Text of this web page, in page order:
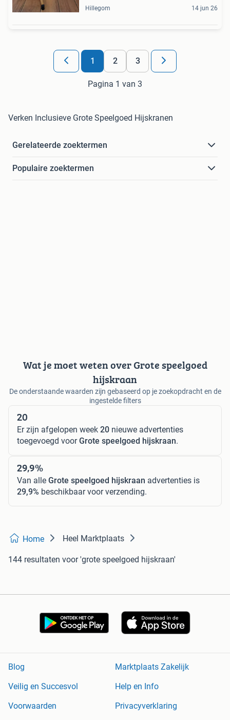
Hillegom 14 jun 26
1 2 3
Pagina 1 van 3
Verken Inclusieve Grote Speelgoed Hijskranen
Gerelateerde zoektermen
Populaire zoektermen
Wat je moet weten over Grote speelgoed
hijskraan
De onderstaande waarden zijn gebaseerd op je zoekopdracht en de
ingestelde filters
20
Er zijn afgelopen week 20 nieuwe advertenties
toegevoegd voorGrote speelgoed hijskraan.
29,9%
Van alle Grote speelgoed hijskraan advertenties is
29,9% beschikbaar voor verzending.
Home Heel Marktplaats
144 resultaten voor 'grote speelgoed hijskraan'
Blog
Marktplaats Zakelijk
Veilig en Succesvol
Help en Info
Voorwaarden
Privacyverklaring